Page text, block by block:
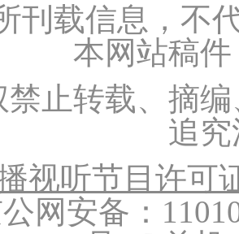
刊载信息，不
本网站稿
禁止转载、摘
追
视听节目许可
网安备：